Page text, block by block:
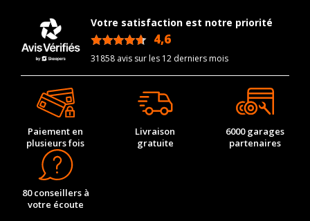
Année de début de
modèle
2004-08-01
Energie
Code motorisation
2KD-FTV
Numéro de moteur
11805
Frein performance
3
Cylindrée cm3
Puissance en Kw max
Votre satisfaction est notre priorité
4,6
31858 avis sur les 12 derniers mois
Paiement en
plusieurs fois
Livraison
gratuite
6000 garages
partenaires
80 conseillers à
votre écoute